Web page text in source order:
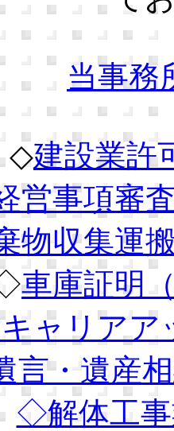
当事務
◇建設業許
営事項審
物収集運
車庫証明
ャリアア
言・遺産
◇解体工事